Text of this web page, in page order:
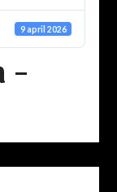
9 april 2026
-